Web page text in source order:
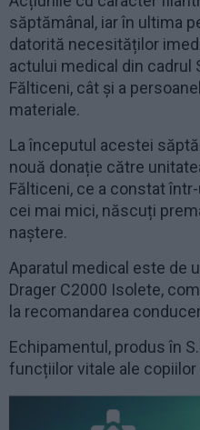
săptămânal, iar în ultima
datorită necesităților
actului medical din cadrul
Fălticeni, cât și a
materiale.
La începutul acestei
nouă donație către
Fălticeni, ce a constat
cei mai mici, născuți
naștere.
Aparatul medical este de
Drager C2000 Isolete,
la recomandarea
Echipamentul, produs în
funcțiilor vitale ale